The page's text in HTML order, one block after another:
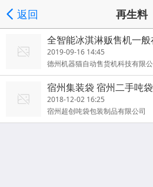
返回 再生料
全智能冰淇淋贩售机一
2019-09-16 14:45
德州机器猫自动售货机科技有限
宿州集装袋 宿州二手吨
2018-12-02 16:25
宿州超创吨袋包装制品有限公司